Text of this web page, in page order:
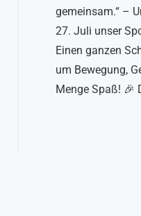
gemeinsam.“ –
27. Juli unser
Einen ganzen
um Bewegung,
Menge Spaß! 🎉